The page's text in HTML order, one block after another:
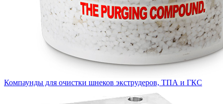
Компаунды для очистки шнеков экструдеров, ТПА и ГКС